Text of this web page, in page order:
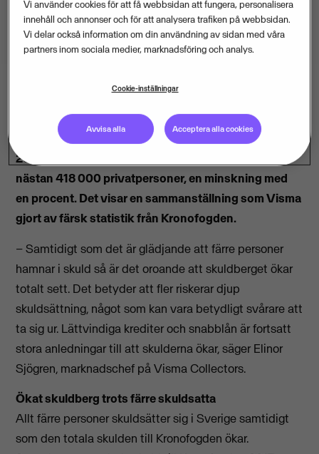
Svenskarnas samlade skuld till Kronofogden hade
vid årsskiftet ökat med nio procent jämfört med år
2016, till 79 miljarder kronor. Bakom skulden står
nästan 418 000 privatpersoner, en minskning med
en procent. Det visar en sammanställning som Visma
gjort av färsk statistik från Kronofogden.
– Samtidigt som det är glädjande att färre personer
hamnar i skuld så är det oroande att skuldberget ökar
totalt sett. Det betyder att fler riskerar djup
skuldsättning, något som kan vara betydligt svårare att
ta sig ur. Lättvindiga krediter och snabblån är fortsatt
stora anledningar till att skulderna ökar, säger Elinor
Sjögren, marknadschef på Visma Collectors.
Ökat skuldberg trots färre skuldsatta
Allt färre personer skuldsätter sig i Sverige samtidigt
som den totala skulden till Kronofogden ökar.
Vi använder cookies för att få webbsidan att fungera, personalisera
innehåll och annonser och för att analysera trafiken på webbsidan.
Vi delar också information om din användning av sidan med våra
partners inom sociala medier, marknadsföring och analys.
Cookie-inställningar
Avvisa alla Acceptera alla cookies